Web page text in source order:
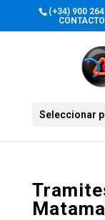
(+34) 900 264
Seleccionar